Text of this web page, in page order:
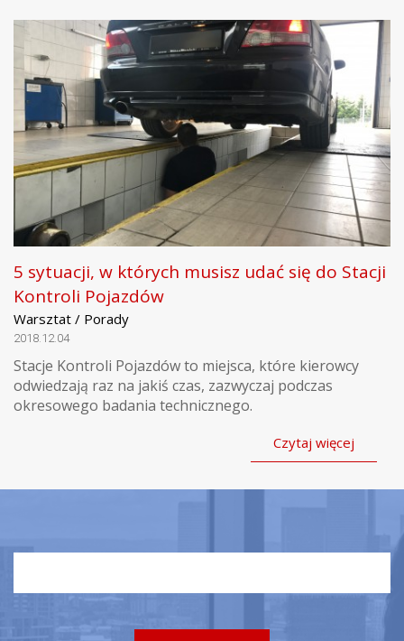
5 sytuacji, w których musisz udać się do Stacji
Kontroli Pojazdów
Warsztat / Porady
2018.12.04
Stacje Kontroli Pojazdów to miejsca, które kierowcy
odwiedzają raz na jakiś czas, zazwyczaj podczas
okresowego badania technicznego.
Czytaj więcej